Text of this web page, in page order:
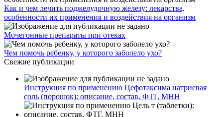
Как и чем лечить поджелудочную железу: лекарства,
особенности их применения и воздействия на организм
Мочегонные препараты при отеках
Чем помочь ребенку, у которого заболело ухо?
Свежие публикации
Инструкция по применению Цефотаксима натриевая
соль (порошок): описание, состав, ФТГ, МНН